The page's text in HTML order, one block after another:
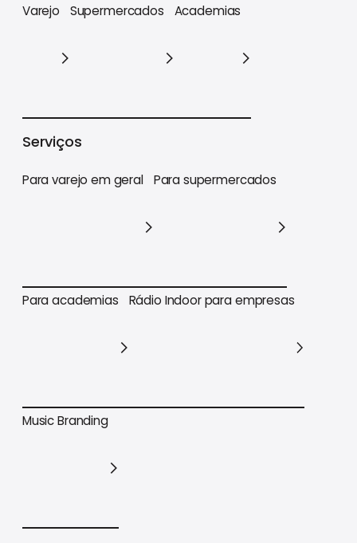
Varejo Supermercados Academias
Serviços
Para varejo em geral
Para varejo em geral
Para supermercados
Para supermercados
Para academias
Para academias
Rádio Indoor para empresas
Music Branding